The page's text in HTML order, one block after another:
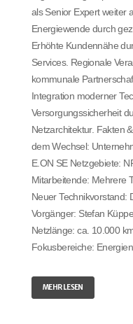
als Senior Expert weiter
Energiewende durch
Erhöhte Kundennähe
Services. Regionale
kommunale
Integration moderner
Versorgungssicherheit
Netzarchitektur. Fakten
dem Wechsel:
E.ON SE Netzgebiete:
Mitarbeitende: Mehrere
Neuer Technikvorstand:
Vorgänger: Stefan
Netzlänge: ca. 10.000
Fokusbereiche:
MEHR LESEN